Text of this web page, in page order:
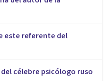
este referente del
célebre psicólogo ruso